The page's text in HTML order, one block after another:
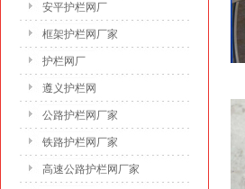
安平护栏网厂
框架护栏网厂家
护栏网厂
遵义护栏网
公路护栏网厂家
铁路护栏网厂家
高速公路护栏网厂家